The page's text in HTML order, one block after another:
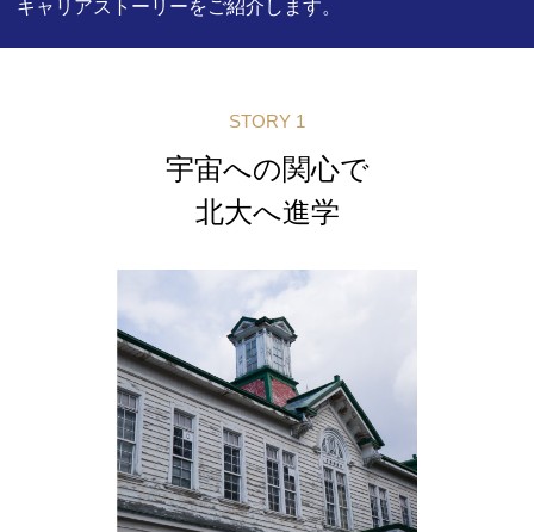
キャリアストーリーをご紹介します。
STORY 1
宇宙への関心で
北大へ進学